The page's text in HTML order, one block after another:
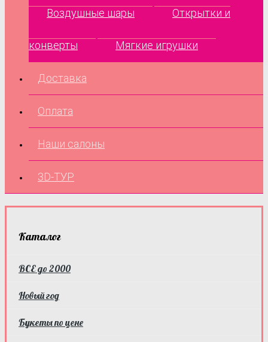
Воздушные шары Открытки и
конверты Мягкие игрушки
Доставка
Оплата
Наши салоны
3D-ТУР
Каталог
ВСЕ до 2000
Новый год
Букеты по цене